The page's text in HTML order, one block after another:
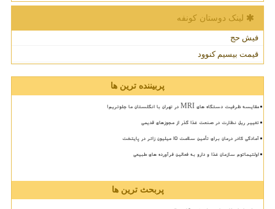
لینک دوستان كونفه
فیش حج
قیمت بیسیم کنوود
پربیننده ترین ها
مقایسه ظرفیت دستگاه های MRI در تهران با انگلستان ما جلوتریم!
تغییر ریل نظارت در صنعت غذا گذر از مجوزهای قدیمی
آمادگی کادر درمان برای تأمین سلامت 15 میلیون زائر در پایتخت
اولتیماتوم سازمان غذا و دارو به فعالین فرآورده های طبیعی
پربحث ترین ها